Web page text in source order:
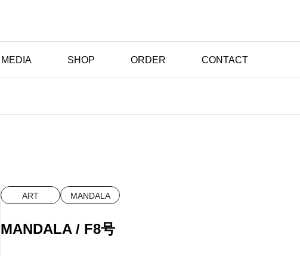
MEDIA SHOP ORDER CONTACT
ART MANDALA
MANDALA / F8号